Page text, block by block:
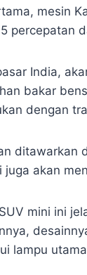
mesin
percepatan
India,
bakar
dengan
ditawarkan
juga akan
mini ini
lampu